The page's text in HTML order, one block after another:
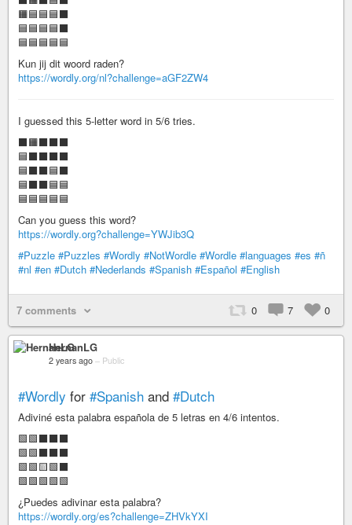
🟧🟦🟦🟦⬛
🟦🟦🟦🟦⬛
🟦🟦🟦🟦🟦
Kun jij dit woord raden?
https://wordly.org/nl?challenge=aGF2ZW4
I guessed this 5-letter word in 5/6 tries.
⬛🟧⬛⬛⬛
🟦⬛⬛⬛⬛
🟦⬛⬛🟦⬛
🟦⬛⬛🟦🟦
🟦🟦🟦🟦🟦
Can you guess this word?
https://wordly.org?challenge=YWJib3Q
#Puzzle #Puzzles #Wordly #NotWordle #Wordle #languages #es #ñ
#nl #en #Dutch #Nederlands #Spanish #Español #English
7 comments 0 7 0
HernanLG
2 years ago – Public
#Wordly for #Spanish and #Dutch
Adiviné esta palabra española de 5 letras en 4/6 intentos.
🟩🟩⬛⬛⬛
🟩🟩⬛⬛⬛
🟩🟩🟨🟩⬛
🟩🟩🟩🟩🟩
¿Puedes adivinar esta palabra?
https://wordly.org/es?challenge=ZHVkYXI